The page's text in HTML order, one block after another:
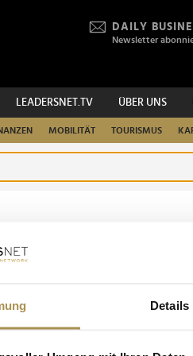
Details
DAILY
Newsletter
LEADERSNET.TV ÜBER UNS
MOBILITÄT TOURISMUS
durchsuchen